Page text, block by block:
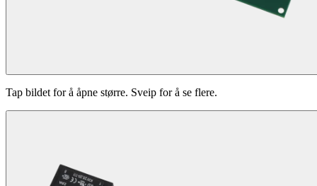
Tap bildet for å åpne større. Sveip for å se flere.